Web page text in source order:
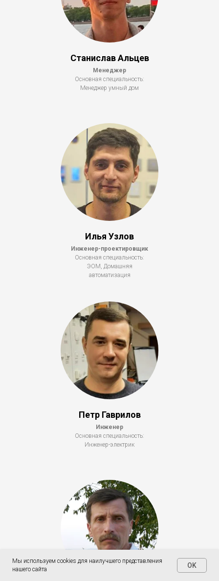
Станислав Альцев
Менеджер
Основная специальность:
Менеджер умный дом
Илья Узлов
Инженер-проектировщик
Основная специальность:
ЭОМ, Домашняя
автоматизация
Петр Гаврилов
Инженер
Основная специальность:
Инженер-электрик
Мы используем cookies для наилучшего представления
нашего сайта
OK